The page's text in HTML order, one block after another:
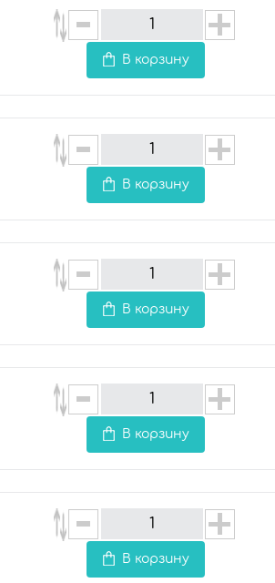
В корзину
В корзину
В корзину
В корзину
В корзину